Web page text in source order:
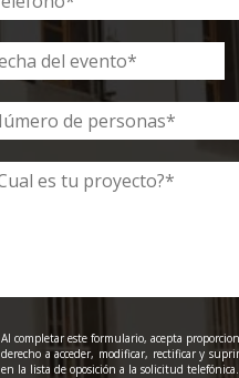
Al completar este formulario, acepta
derecho a acceder, modificar, rectificar y
en la lista de oposición a la solicitud